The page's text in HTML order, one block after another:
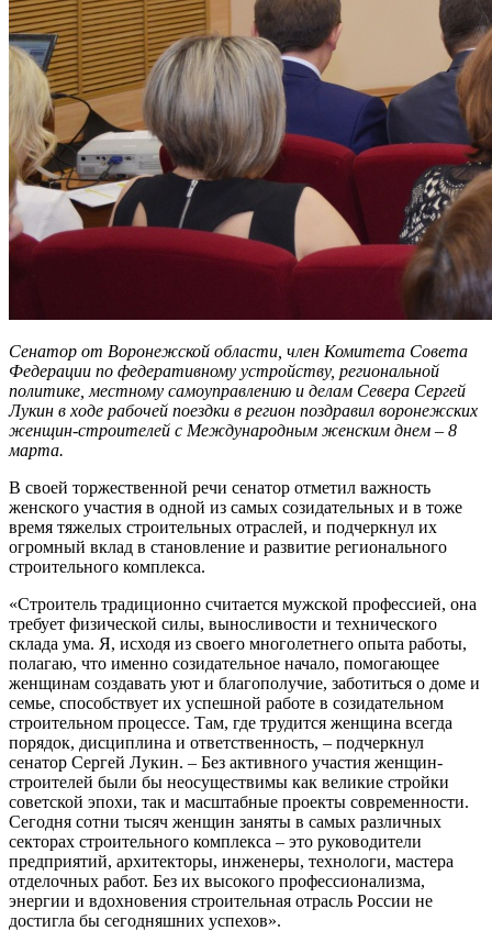
Сенатор от Воронежской области, член Комитета Совета
Федерации по федеративному устройству, региональной
политике, местному самоуправлению и делам Севера Сергей
Лукин в ходе рабочей поездки в регион поздравил воронежских
женщин-строителей с Международным женским днем – 8
марта.
В своей торжественной речи сенатор отметил важность
женского участия в одной из самых созидательных и в тоже
время тяжелых строительных отраслей, и подчеркнул их
огромный вклад в становление и развитие регионального
строительного комплекса.
«Строитель традиционно считается мужской профессией, она
требует физической силы, выносливости и технического
склада ума. Я, исходя из своего многолетнего опыта работы,
полагаю, что именно созидательное начало, помогающее
женщинам создавать уют и благополучие, заботиться о доме и
семье, способствует их успешной работе в созидательном
строительном процессе. Там, где трудится женщина всегда
порядок, дисциплина и ответственность, – подчеркнул
сенатор Сергей Лукин. – Без активного участия женщин-
строителей были бы неосуществимы как великие стройки
советской эпохи, так и масштабные проекты современности.
Сегодня сотни тысяч женщин заняты в самых различных
секторах строительного комплекса – это руководители
предприятий, архитекторы, инженеры, технологи, мастера
отделочных работ. Без их высокого профессионализма,
энергии и вдохновения строительная отрасль России не
достигла бы сегодняшних успехов».